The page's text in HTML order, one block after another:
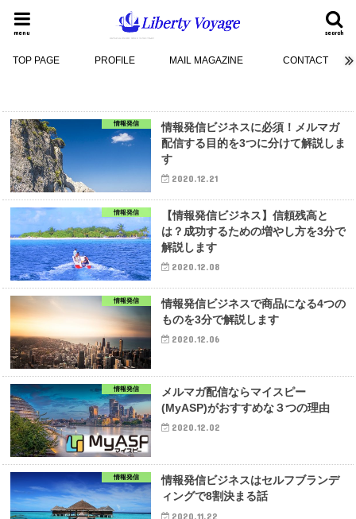
search
menu
TOP PAGE PROFILE MAIL MAGAZINE CONTACT
情報発信
情報発信ビジネスに必須！メルマガ
配信する目的を3つに分けて解説しま
す
2020.12.21
情報発信
【情報発信ビジネス】信頼残高と
は？成功するための増やし方を3分で
解説します
2020.12.08
情報発信
情報発信ビジネスで商品になる4つの
ものを3分で解説します
2020.12.06
情報発信
メルマガ配信ならマイスピー
(MyASP)がおすすめな３つの理由
2020.12.02
情報発信
情報発信ビジネスはセルフブランデ
ィングで8割決まる話
2020.11.22